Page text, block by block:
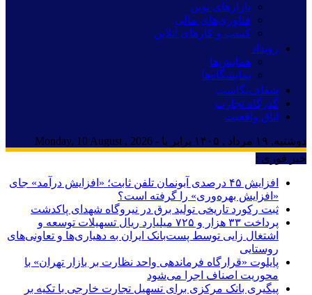
بازارهای نوین
فناوری‌های مالی
کسب و کارهای آنلاین
رویداد
همایش‌ها
نمایشگاه‌ها
شفاف‌نگاشت
گذرگاه تجارت
اتاق واقعیت
دوشنبه, ۱۹ مرداد , ۱۴۰۵ برابر با - Monday, 10 August , 2026
خبر فوری :
افزایش ۴۵ درصدی آبونمان تلفن ثابت؛ «افزایش درآمد» جای
«افزایش بهره‌وری» را گرفته است؟
ثبت رکورد تاریخی تولید برق در نیروگاه شهدای پاکدشت
پرداخت ۳۳ هزار و ۷۲۵ میلیارد ریال تسهیلات توسعه و
اشتغال زایی توسط پست‌بانک ایران به دهیاری‌ها و تعاونی‌های
روستایی
پایلوت «قرارگاه فرماندهی واحد نظارت بر بازار تهران» با
محوریت اصناف اجرا می‌شود
پیگیری بانک مرکزی برای تسهیل تجارت خارجی با تکیه بر